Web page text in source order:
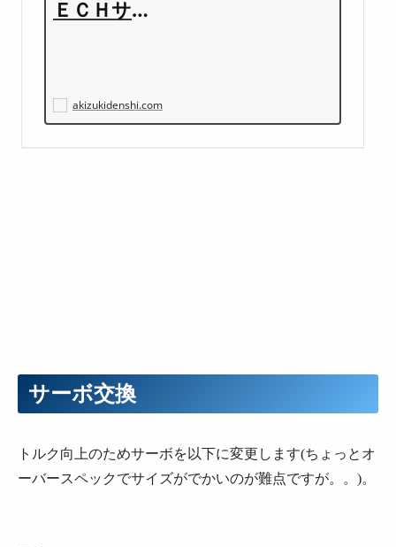
ＥＣＨサ
ツ一般 秋
月電子通
akizukidenshi.com
サーボ交換
トルク向上のためサーボを以下に変更します(ちょっとオ
ーバースペックでサイズがでかいのが難点ですが。。)。